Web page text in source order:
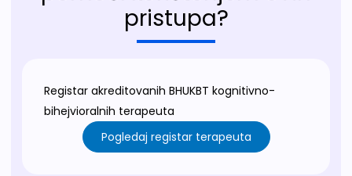
pristupa?
Registar akreditovanih BHUKBT kognitivno-
bihejvioralnih terapeuta
Pogledaj registar terapeuta